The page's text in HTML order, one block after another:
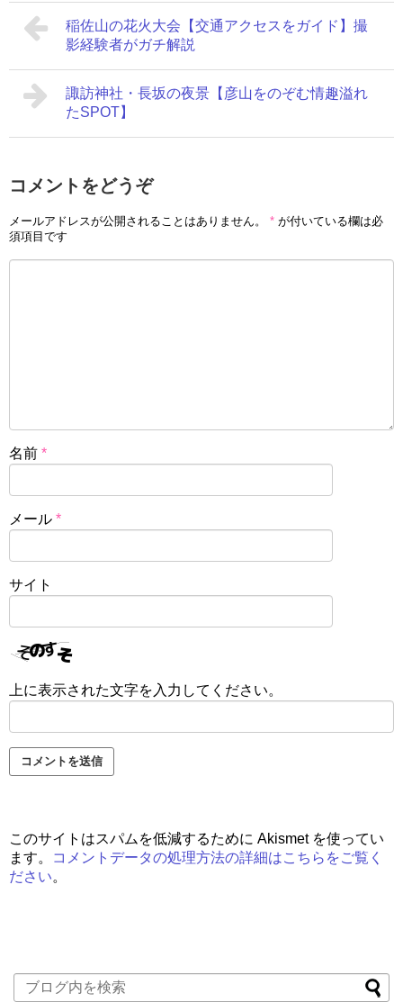
稲佐山の花火大会【交通アクセスをガイド】撮
影経験者がガチ解説
諏訪神社・長坂の夜景【彦山をのぞむ情趣溢れ
たSPOT】
コメントをどうぞ
メールアドレスが公開されることはありません。 * が付いている欄は必
須項目です
名前 *
メール *
サイト
上に表示された文字を入力してください。
このサイトはスパムを低減するために Akismet を使ってい
ます。
コメントデータの処理方法の詳細はこちらをご覧く
ださい。